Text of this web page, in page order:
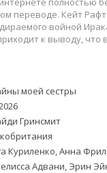
переводе. Кейт
войной
к выводу, что
моей сестры
Гринсмит
Куриленко, Анна
Адвани, Эрин